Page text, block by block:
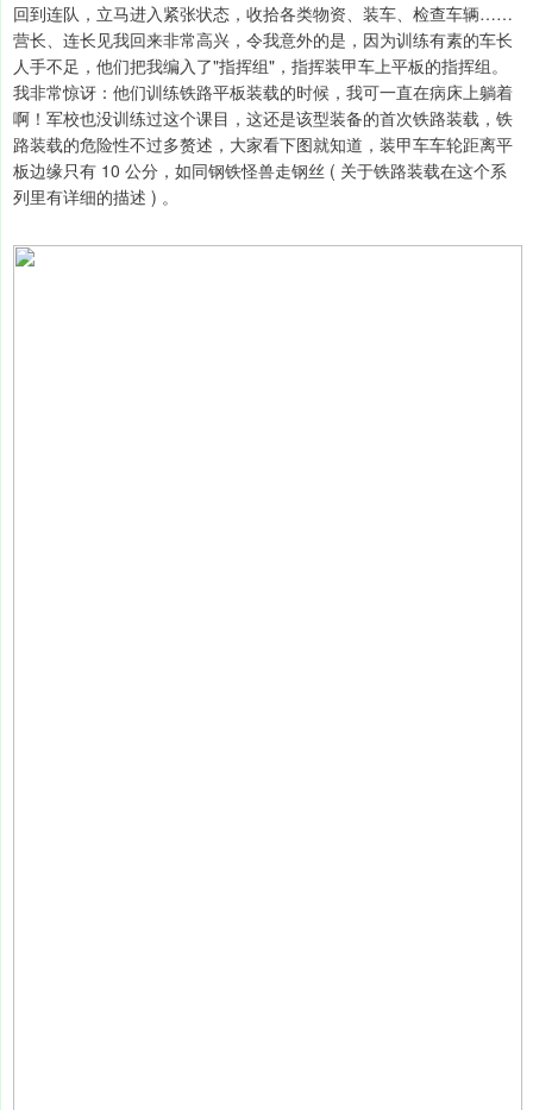
回到连队，立马进入紧张状态，收拾各类物资、装车、检查车辆……
营长、连长见我回来非常高兴，令我意外的是，因为训练有素的车长
人手不足，他们把我编入了"指挥组"，指挥装甲车上平板的指挥组。
我非常惊讶：他们训练铁路平板装载的时候，我可一直在病床上躺着
啊！军校也没训练过这个课目，这还是该型装备的首次铁路装载，铁
路装载的危险性不过多赘述，大家看下图就知道，装甲车车轮距离平
板边缘只有 10 公分，如同钢铁怪兽走钢丝 ( 关于铁路装载在这个系
列里有详细的描述 ) 。